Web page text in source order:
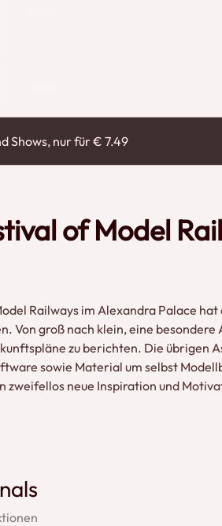
Shows, nur für € 7.49
of Model
Railways im Alexandra Palace
Von groß nach klein, eine
zu berichten. Die übrigen
sowie Material um selbst
zweifellos neue Inspiration und